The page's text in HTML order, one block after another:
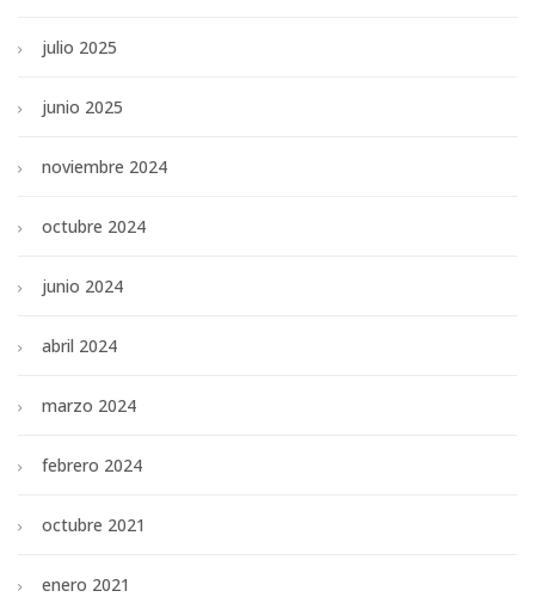
julio 2025
junio 2025
noviembre 2024
octubre 2024
junio 2024
abril 2024
marzo 2024
febrero 2024
octubre 2021
enero 2021